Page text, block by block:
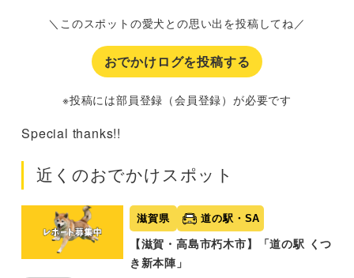
＼このスポットの愛犬との思い出を投稿してね／
おでかけログを投稿する
※投稿には部員登録（会員登録）が必要です
Special thanks!!
近くのおでかけスポット
滋賀県 道の駅・SA
【滋賀・高島市朽木市】「道の駅 くつ
き新本陣」